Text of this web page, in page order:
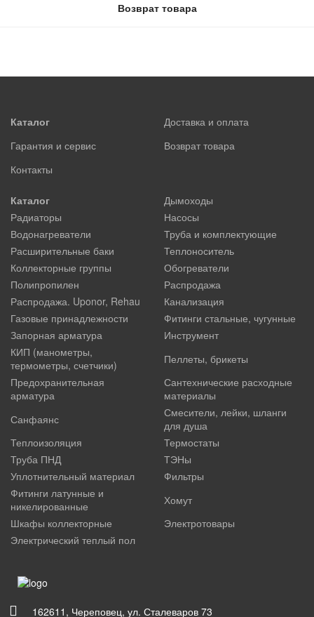
Возврат товара
Каталог
Доставка и оплата
Гарантия и сервис
Возврат товара
Контакты
Каталог
Дымоходы
Радиаторы
Насосы
Водонагреватели
Труба и комплектующие
Расширительные баки
Теплоноситель
Коллекторные группы
Обогреватели
Полипропилен
Распродажа
Распродажа. Uponor, Rehau
Канализация
Газовые принадлежности
Фитинги стальные, чугунные
Запорная арматура
Инструмент
КИП (манометры,
термометры, счетчики)
Пеллеты, брикеты
Предохранительная
арматура
Сантехнические расходные
материалы
Санфаянс
Смесители, лейки, шланги
для душа
Теплоизоляция
Термостаты
Труба ПНД
ТЭНы
Уплотнительный материал
Фильтры
Фитинги латунные и
никелированные
Хомут
Шкафы коллекторные
Электротовары
Электрический теплый пол
162611, Череповец, ул. Сталеваров 73